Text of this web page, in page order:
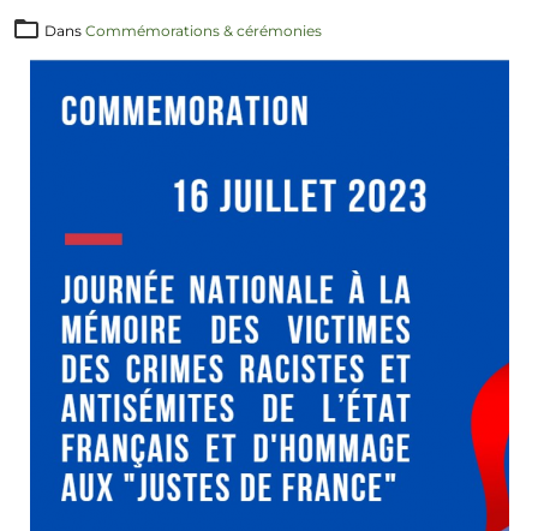
Dans Commémorations & cérémonies